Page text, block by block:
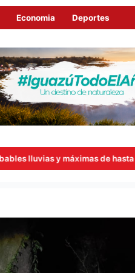
Economia Deportes
Goerling, Arce y Rojas